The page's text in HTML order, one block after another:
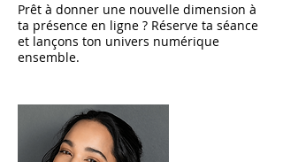
Prêt à donner une nouvelle dimension à
ta présence en ligne ? Réserve ta séance
et lançons ton univers numérique
ensemble.